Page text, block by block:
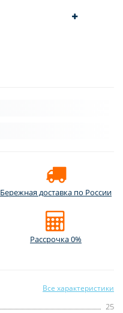
Бережная доставка по России
Рассрочка 0%
Все характеристики
25